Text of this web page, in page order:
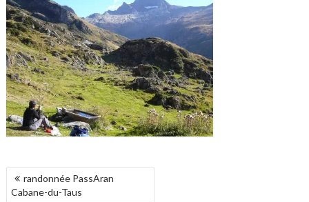
NAVIGATION
DE
randonnée PassAran
Cabane-du-Taus